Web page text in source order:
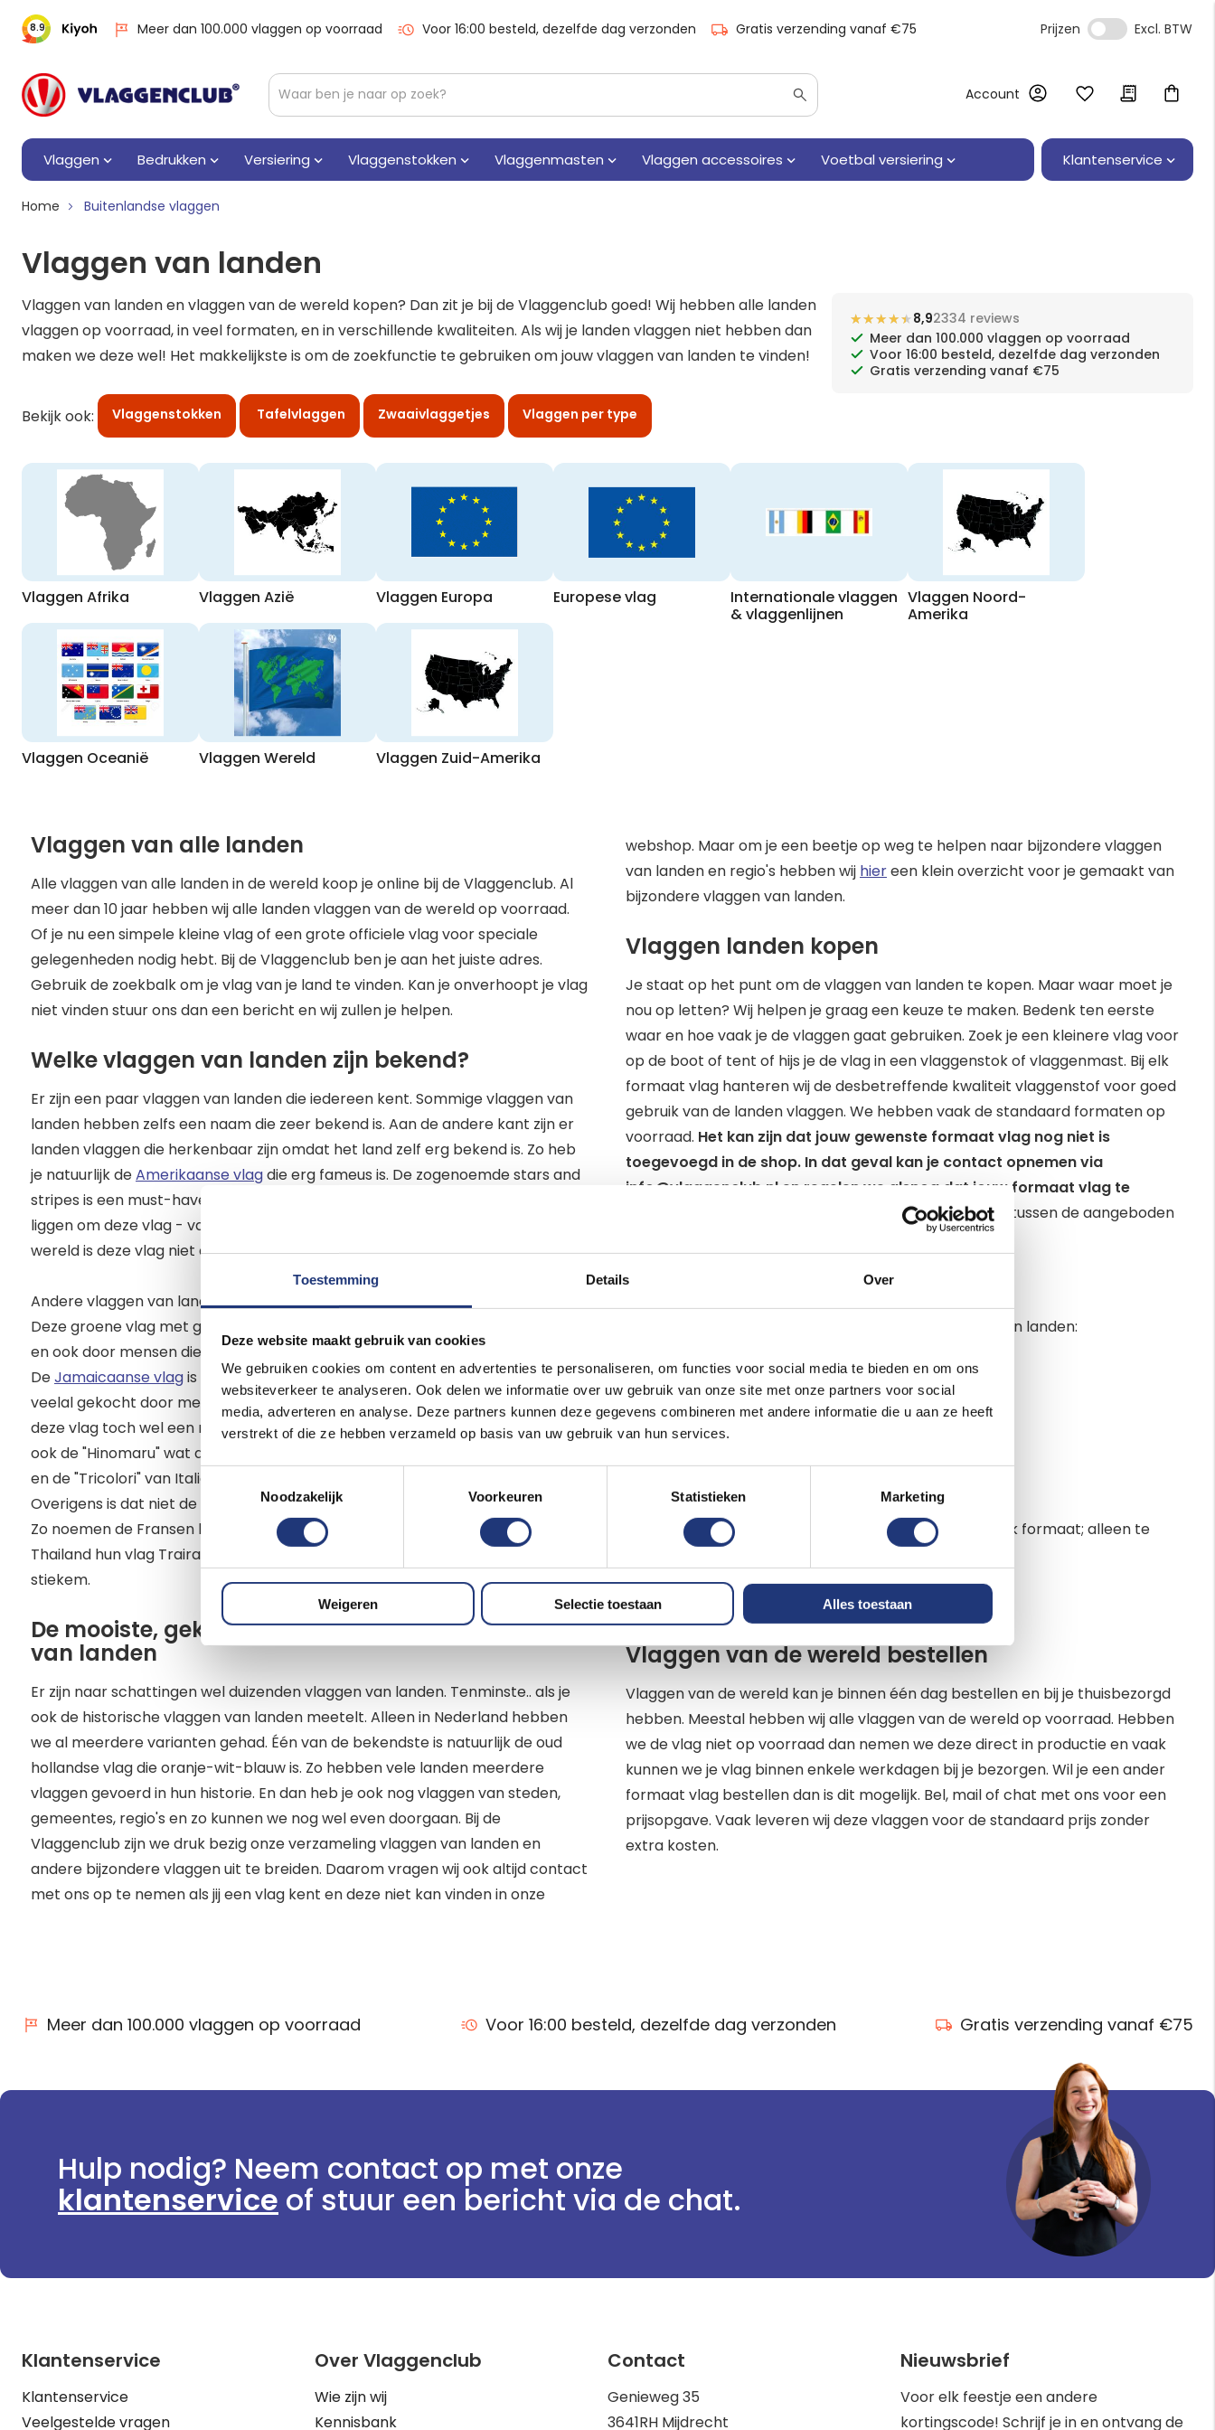
Toestemming Details Over
Deze website maakt gebruik van cookies
We gebruiken cookies om content en advertenties te personaliseren, om functies voor social media te bieden en om ons
websiteverkeer te analyseren. Ook delen we informatie over uw gebruik van onze site met onze partners voor social
media, adverteren en analyse. Deze partners kunnen deze gegevens combineren met andere informatie die u aan ze heeft
verstrekt of die ze hebben verzameld op basis van uw gebruik van hun services.
Toestemmingsselectie
Noodzakelijk
Voorkeuren Statistieken Marketing
Weigeren Selectie toestaan Alles toestaan
8.9 Meer dan 100.000 vlaggen op voorraad Voor 16:00 besteld, dezelfde dag verzonden Gratis verzending vanaf €75 Prijzen
Account
Vlaggen Bedrukken Versiering Vlaggenstokken Vlaggenmasten Vlaggen accessoires Voetbal versiering Klantenservice
Home Buitenlandse vlaggen
Vlaggen van landen
Vlaggen van landen en vlaggen van de wereld kopen? Dan zit je bij de Vlaggenclub goed! Wij hebben alle landen
vlaggen op voorraad, in veel formaten, en in verschillende kwaliteiten. Als wij je landen vlaggen niet hebben dan
maken we deze wel! Het makkelijkste is om de zoekfunctie te gebruiken om jouw vlaggen van landen te vinden!
Bekijk ook: Vlaggenstokken Tafelvlaggen Zwaaivlaggetjes Vlaggen per type
★★★★★
★★★★★8,92334 reviews
Meer dan 100.000 vlaggen op voorraad
Voor 16:00 besteld, dezelfde dag verzonden
Gratis verzending vanaf €75
Vlaggen Afrika Vlaggen Azië Vlaggen Europa Europese vlag
Internationale vlaggen
& vlaggenlijnen
Vlaggen Noord-
Amerika
Vlaggen Oceanië Vlaggen Wereld Vlaggen Zuid-Amerika
Vlaggen van alle landen
Alle vlaggen van alle landen in de wereld koop je online bij de Vlaggenclub. Al
meer dan 10 jaar hebben wij alle landen vlaggen van de wereld op voorraad.
Of je nu een simpele kleine vlag of een grote officiele vlag voor speciale
gelegenheden nodig hebt. Bij de Vlaggenclub ben je aan het juiste adres.
Gebruik de zoekbalk om je vlag van je land te vinden. Kan je onverhoopt je vlag
niet vinden stuur ons dan een bericht en wij zullen je helpen.
Welke vlaggen van landen zijn bekend?
Er zijn een paar vlaggen van landen die iedereen kent. Sommige vlaggen van
landen hebben zelfs een naam die zeer bekend is. Aan de andere kant zijn er
landen vlaggen die herkenbaar zijn omdat het land zelf erg bekend is. Zo heb
je natuurlijk deAmerikaanse vlagdie erg fameus is. De zogenoemde stars and
stripes is een must-have voor elke Amerikaan. Ze laten geen gelegenheid
liggen om deze vlag - vaak in veelvoud - te tonen. Aan de andere kant van de
wereld is deze vlag niet altijd geliefd en is het ook eem symbool van averse.
Andere vlaggen van landen die je veel ziet is natuurlijk deBraziliaanse vlag
Deze groene vlag met gele ruit - Auriverde genoemd - wordt vaak gewapperd
en ook door mensen die niet uit Brazilie komen. Het is bijna een fashion item.
DeJamaicaanse vlagis ook een van onze best-sellers. Al wordt deze vlag
veelal gekocht door mensen met een typische hobby. Desondanks vinden wij
deze vlag toch wel een mooie vlag. Bekende vlaggen van landen zijn natuurlijk
ook de "Hinomaru" wat de
en de "Tricolori" van Italie. Wat vertaald uiteraard driekleur betekent.
Overigens is dat niet de enige vlaggen van landen die ze de driekleur noemen.
Zo noemen de Fransen hun vlag "Tricole", Colombianen hun vlag "tricolor",
Thailand hun vlag Trairanga en de Belgen "Driekleur". Toch niet heel origineel
stiekem.
De mooiste, gekste en meest bijzondere vlaggen
van landen
Er zijn naar schattingen wel duizenden vlaggen van landen. Tenminste.. als je
ook de historische vlaggen van landen meetelt. Alleen in Nederland hebben
we al meerdere varianten gehad. Één van de bekendste is natuurlijk de oud
hollandse vlag die oranje-wit-blauw is. Zo hebben vele landen meerdere
vlaggen gevoerd in hun historie. En dan heb je ook nog vlaggen van steden,
gemeentes, regio's en zo kunnen we nog wel even doorgaan. Bij de
Vlaggenclub zijn we druk bezig onze verzameling vlaggen van landen en
andere bijzondere vlaggen uit te breiden. Daarom vragen wij ook altijd contact
met ons op te nemen als jij een vlag kent en deze niet kan vinden in onze
webshop. Maar om je een beetje op weg te helpen naar bijzondere vlaggen
van landen en regio's hebben wij hiereen klein overzicht voor je gemaakt van
bijzondere vlaggen van landen.
Vlaggen landen kopen
Je staat op het punt om de vlaggen van landen te kopen. Maar waar moet je
nou op letten? Wij helpen je graag een keuze te maken. Bedenk ten eerste
waar en hoe vaak je de vlaggen gaat gebruiken. Zoek je een kleinere vlag voor
op de boot of tent of hijs je de vlag in een vlaggenstok of vlaggenmast. Bij elk
formaat vlag hanteren wij de desbetreffende kwaliteit vlaggenstof voor goed
gebruik van de landen vlaggen. We hebben vaak de standaard formaten op
voorraad. Het kan zijn dat jouw gewenste formaat vlag nog niet is
toegevoegd in de shop. In dat geval kan je contact opnemen via
info@vlaggenclub.nl en regelen we alsnog dat jouw formaat vlag te
Hieronder lees je hoe je een keuze maakt tussen de aangeboden
Formaten vlaggen landen
Wij leveren de volgende formaten van jouw vlaggen van landen:
10x15cm - tafelvlag
20x30cm - kleine bootvlag / gastenvlag / tentvlag
30x45cm - Bootvlag / gastenvlag / tentvlag
100x150cm - Grote gevelvlag / kleine mastvlag
120x180cm - Grote gevelvlag / kleine mastvlag (Uniek formaat; alleen te
150x225cm - mastvlag
200x300cm - Grote mastvlag
Vlaggen van de wereld bestellen
Vlaggen van de wereld kan je binnen één dag bestellen en bij je thuisbezorgd
hebben. Meestal hebben wij alle vlaggen van de wereld op voorraad. Hebben
we de vlag niet op voorraad dan nemen we deze direct in productie en vaak
kunnen we je vlag binnen enkele werkdagen bij je bezorgen. Wil je een ander
formaat vlag bestellen dan is dit mogelijk. Bel, mail of chat met ons voor een
prijsopgave. Vaak leveren wij deze vlaggen voor de standaard prijs zonder
extra kosten.
Meer dan 100.000 vlaggen op voorraad Voor 16:00 besteld, dezelfde dag verzonden Gratis verzending vanaf €75
Hulp nodig? Neem contact op met onze
klantenservice of stuur een bericht via de chat.
Klantenservice
Klantenservice
Veelgestelde vragen
Over Vlaggenclub
Wie zijn wij
Kennisbank
Contact
Genieweg 35
3641RH Mijdrecht
Nieuwsbrief
Voor elk feestje een andere
kortingscode! Schrijf je in en ontvang de